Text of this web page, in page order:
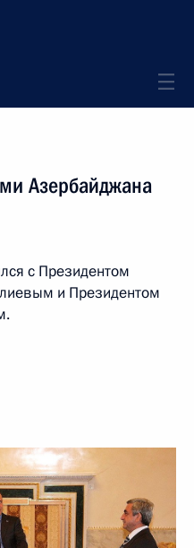
Азербайджана
с Президентом
и Президентом